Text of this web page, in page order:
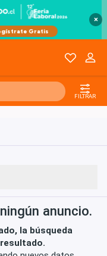
×
FILTRAR
anuncio.
la búsqueda